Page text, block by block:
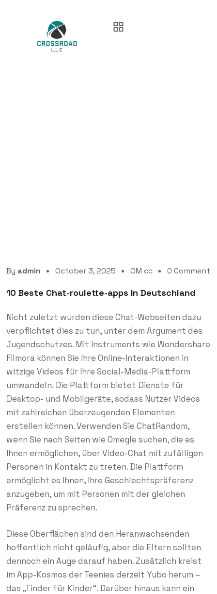
By admin October 3, 2025 OM cc 0 Comment
10 Beste Chat-roulette-apps In Deutschland
Nicht zuletzt wurden diese Chat-Webseiten dazu
verpflichtet dies zu tun, unter dem Argument des
Jugendschutzes. Mit Instruments wie Wondershare
Filmora können Sie Ihre Online-Interaktionen in
witzige Videos für Ihre Social-Media-Plattform
umwandeln. Die Plattform bietet Dienste für
Desktop- und Mobilgeräte, sodass Nutzer Videos
mit zahlreichen überzeugenden Elementen
erstellen können. Verwenden Sie ChatRandom,
wenn Sie nach Seiten wie Omegle suchen, die es
Ihnen ermöglichen, über Video-Chat mit zufälligen
Personen in Kontakt zu treten. Die Plattform
ermöglicht es Ihnen, Ihre Geschlechtspräferenz
anzugeben, um mit Personen mit der gleichen
Präferenz zu sprechen.
Diese Oberflächen sind den Heranwachsenden
hoffentlich nicht geläufig, aber die Eltern sollten
dennoch ein Auge darauf haben. Zusätzlich kreist
im App-Kosmos der Teenies derzeit Yubo herum –
das „Tinder für Kinder“. Darüber hinaus kann ein